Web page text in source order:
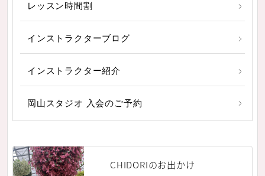
レッスン時間割
インストラクターブログ
インストラクター紹介
岡山スタジオ 入会のご予約
CHIDORIのお出かけ